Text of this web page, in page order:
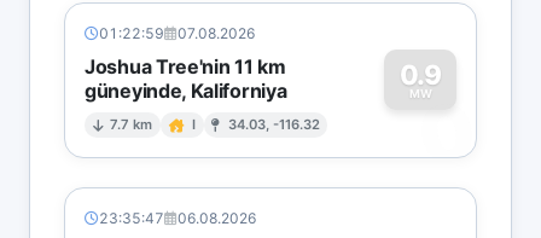
01:22:59 07.08.2026
Joshua Tree'nin 11 km
güneyinde, Kaliforniya
7.7 km I 34.03, -116.32
0.9
MW
0
23:35:47 06.08.2026